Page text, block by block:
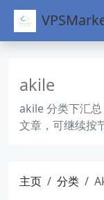
akile
akile 分类下汇
文章，可继续按
主页 分类